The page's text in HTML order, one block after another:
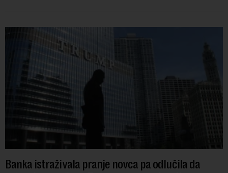
Banka istraživala pranje novca pa odlučila da